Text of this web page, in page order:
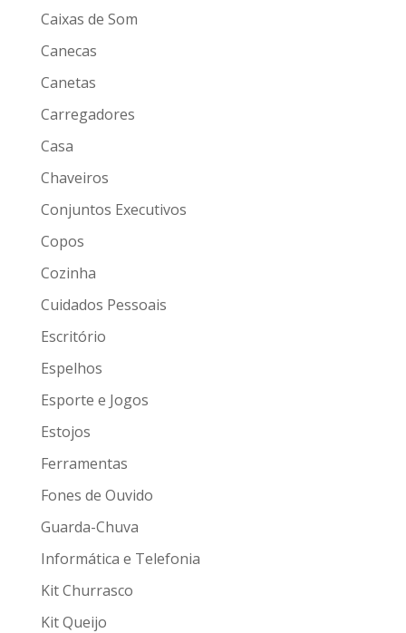
Caixas de Som
Canecas
Canetas
Carregadores
Casa
Chaveiros
Conjuntos Executivos
Copos
Cozinha
Cuidados Pessoais
Escritório
Espelhos
Esporte e Jogos
Estojos
Ferramentas
Fones de Ouvido
Guarda-Chuva
Informática e Telefonia
Kit Churrasco
Kit Queijo